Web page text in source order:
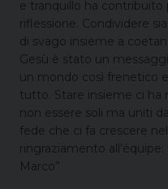
e tranquillo ha
riflessione. Condividere
di svago insieme a
Gesù è stato un
un mondo così frenetico
tutto. Stare insieme ci ha
non essere soli ma uniti
fede che ci fa crescere
ringraziamento
Marco”